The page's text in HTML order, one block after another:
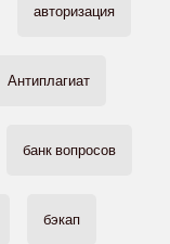
авторизация
Антиплагиат
банк вопросов
бэкап